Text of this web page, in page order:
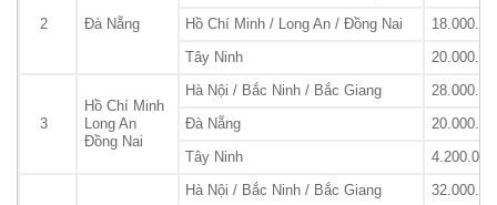
2 Đà Nẵng Hồ Chí Minh / Long An / Đồng Nai
Tây Ninh
3
Hồ Chí Minh
Long An
Đồng Nai
Hà Nội / Bắc Ninh / Bắc Giang
Đà Nẵng
Tây Ninh
Hà Nội / Bắc Ninh / Bắc Giang